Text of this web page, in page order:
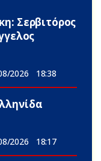
Σερβιτόρος
2026 18:38
2026 18:17